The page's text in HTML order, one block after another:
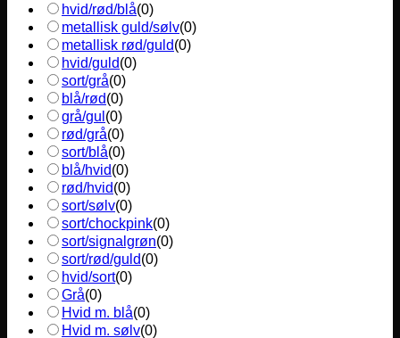
hvid/rød/blå(0)
metallisk guld/sølv(0)
metallisk rød/guld(0)
hvid/guld(0)
sort/grå(0)
blå/rød(0)
grå/gul (0)
rød/grå(0)
sort/blå(0)
blå/hvid(0)
rød/hvid(0)
sort/sølv(0)
sort/chockpink(0)
sort/signalgrøn(0)
sort/rød/guld(0)
hvid/sort(0)
Grå(0)
Hvid m. blå(0)
Hvid m. sølv(0)